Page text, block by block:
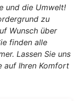
und die Umwelt!
zu
Wunsch über
finden alle
Lassen Sie uns
auf Ihren Komfort